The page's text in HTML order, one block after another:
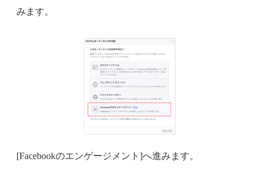
みます。
[Facebookのエンゲージメント]へ進みます。